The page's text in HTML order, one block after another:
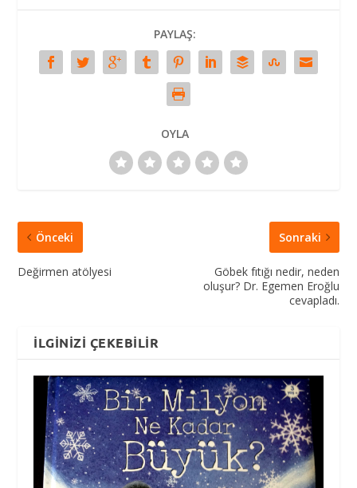
PAYLAŞ:
OYLA
Önceki
Değirmen atölyesi
Sonraki
Göbek fıtığı nedir, neden
oluşur? Dr. Egemen Eroğlu
cevapladı.
İLGINIZI ÇEKEBILIR